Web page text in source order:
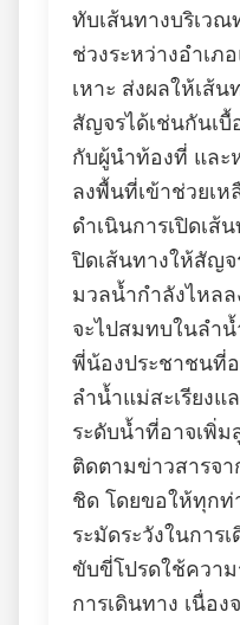
ทับเส้นทางบริเว
ช่วงระหว่างอำเภ
เหาะ ส่งผลให้เส้
สัญจรได้เช่นกันเ
กับผู้นำท้องที่ และ
ลงพื้นที่เข้าช่วยเห
ดำเนินการเปิดเส้
ปิดเส้นทางให้สัญจ
มวลน้ำกำลังไหลล
จะไปสมทบในลำ
พี่น้องประชาชนที่
ลำน้ำแม่สะเรียงแ
ระดับน้ำที่อาจเพิ่ม
ติดตามข่าวสารจา
ชิด โดยขอให้ทุกท่
ระมัดระวังในการ
ขับขี่โปรดใช้ความ
การเดินทาง เนื่อ